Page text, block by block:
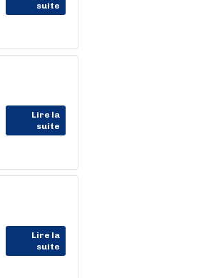
suite
Lire la
suite
Lire la
suite